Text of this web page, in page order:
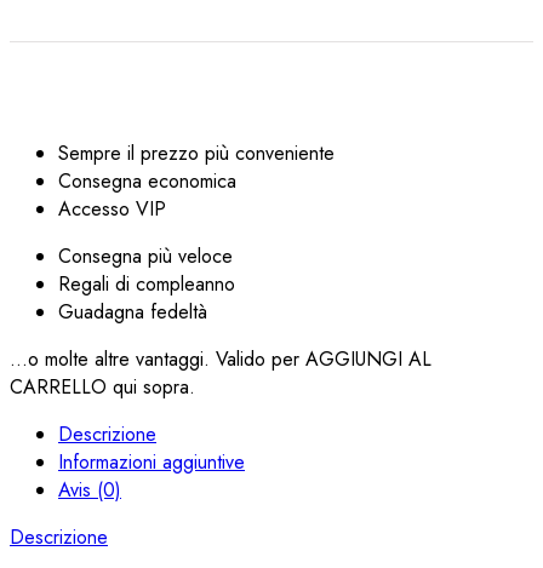
Sempre il prezzo più conveniente
Consegna economica
Accesso VIP
Consegna più veloce
Regali di compleanno
Guadagna fedeltà
...o molte altre vantaggi. Valido per AGGIUNGI AL
CARRELLO qui sopra.
Descrizione
Informazioni aggiuntive
Avis (0)
Descrizione